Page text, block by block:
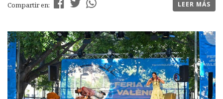
Compartir en: LEER MÁS